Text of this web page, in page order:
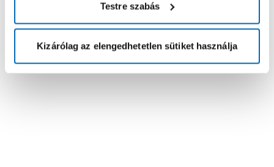
Testre szabás
Kizárólag az elengedhetetlen sütiket használja